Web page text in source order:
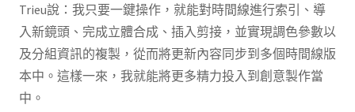
Trieu說：我只要一鍵操作，就能對時間線進行索引、導
入新鏡頭、完成立體合成、插入剪接，並實現調色參數以
及分組資訊的複製，從而將更新內容同步到多個時間線版
本中。這樣一來，我就能將更多精力投入到創意製作當
中。